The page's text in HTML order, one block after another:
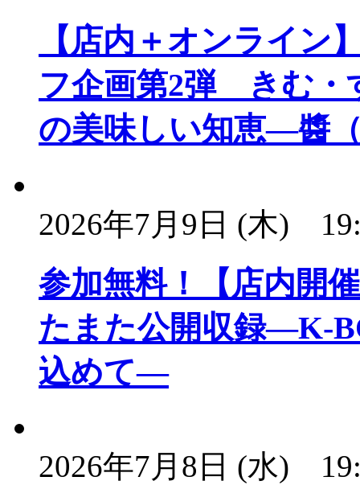
【店内＋オンライン
フ企画第2弾 きむ・
の美味しい知恵―醬
2026年7月9日 (木)
参加無料！【店内開
たまた公開収録―K-
込めて―
2026年7月8日 (水)